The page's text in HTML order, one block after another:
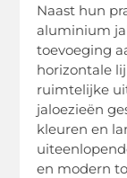
Naast hun
aluminium
toevoeging
horizontale
ruimtelijke
jaloezieën
kleuren en
en modern